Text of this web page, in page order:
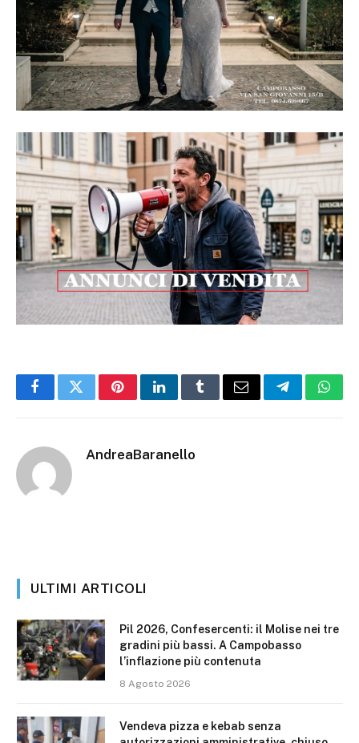
FacebookTwitterPinterestLinkedInTumblrEmail Telegram
AndreaBaranello
ULTIMI ARTICOLI
Pil 2026, Confesercenti: il Molise nei tre
gradini più bassi. A Campobasso
l’inflazione più contenuta
8 Agosto 2026
Vendeva pizza e kebab senza